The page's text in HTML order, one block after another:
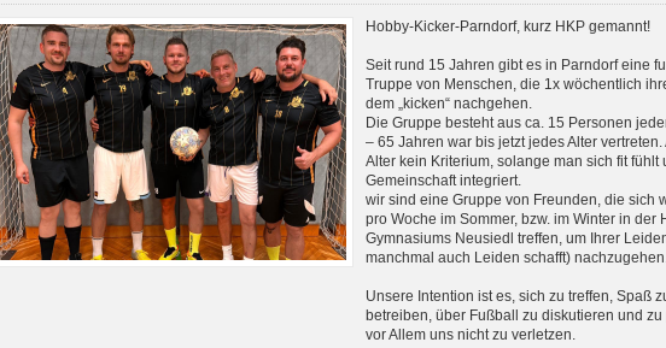
Hobby-Kicker-Parndorf, kurz HKP gemannt!
Seit rund 15 Jahren gibt es in Parndorf eine
Truppe von Menschen, die 1x wöchentlich
dem „kicken“ nachgehen.
Die Gruppe besteht aus ca. 15 Personen
– 65 Jahren war bis jetzt jedes Alter
Alter kein Kriterium, solange man sich fit fühlt
Gemeinschaft integriert.
wir sind eine Gruppe von Freunden, die sich
pro Woche im Sommer, bzw. im Winter in der
Gymnasiums Neusiedl treffen, um Ihrer
manchmal auch Leiden schafft)
Unsere Intention ist es, sich zu treffen, Spaß
betreiben, über Fußball zu diskutieren und
vor Allem uns nicht zu verletzen.